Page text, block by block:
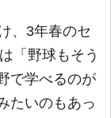
、3年春のセ
「野球もそう
で学べるのが
たいのもあっ